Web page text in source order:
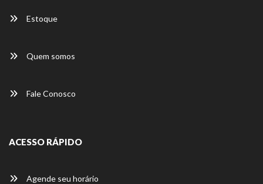
Estoque
Quem somos
Fale Conosco
ACESSO RÁPIDO
Agende seu horário